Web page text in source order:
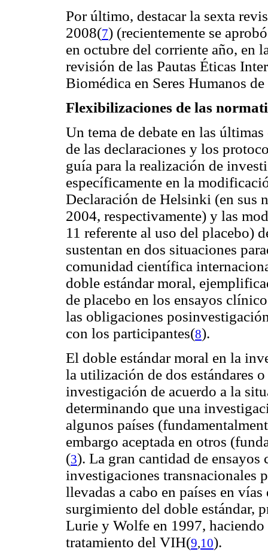
Por último, destacar la sexta
2008(7) (recientemente se
en octubre del corriente año, en
revisión de las Pautas Éticas
Biomédica en Seres Humanos
Flexibilizaciones de las
Un tema de debate en las
de las declaraciones y los
guía para la realización de
específicamente en la
Declaración de Helsinki (en sus
2004, respectivamente) y las
11 referente al uso del placebo)
sustentan en dos situaciones
comunidad científica
doble estándar moral,
de placebo en los ensayos
las obligaciones
con los participantes(8).
El doble estándar moral en la
la utilización de dos estándares
investigación de acuerdo a la
determinando que una
algunos países
embargo aceptada en otros
(3). La gran cantidad de
investigaciones transnacionales
llevadas a cabo en países en
surgimiento del doble estándar,
Lurie y Wolfe en 1997,
tratamiento del VIH(9,10).